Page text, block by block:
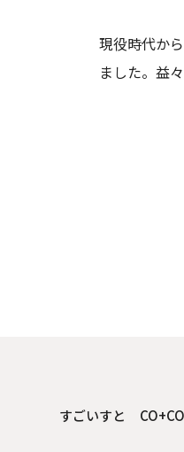
現役時代か
ました。益
すごいすと